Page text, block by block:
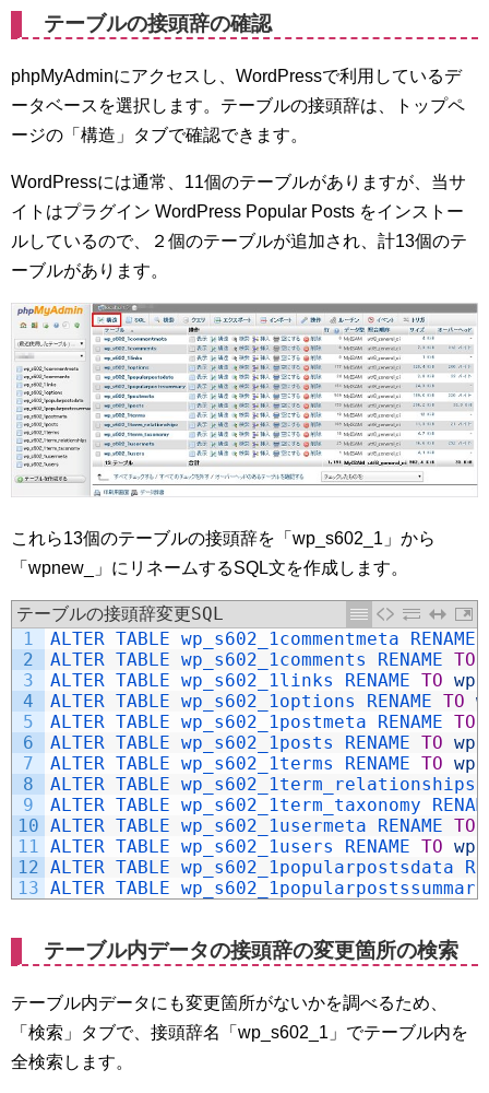
テーブルの接頭辞の確認
phpMyAdminにアクセスし、WordPressで利用しているデ
ータベースを選択します。テーブルの接頭辞は、トップペ
ージの「構造」タブで確認できます。
WordPressには通常、11個のテーブルがありますが、当サ
イトはプラグイン WordPress Popular Posts をインストー
ルしているので、２個のテーブルが追加され、計13個のテ
ーブルがあります。
これら13個のテーブルの接頭辞を「wp_s602_1」から
「wpnew_」にリネームするSQL文を作成します。
テーブルの接頭辞変更SQL
1
2
3
4
5
6
7
8
9
10
11
12
13
ALTER TABLE wp_s602_1commentmeta RENAME
ALTER TABLE wp_s602_1comments RENAME TO
ALTER TABLE wp_s602_1links RENAME TO
ALTER TABLE wp_s602_1options RENAME TO
ALTER TABLE wp_s602_1postmeta RENAME TO
ALTER TABLE wp_s602_1posts RENAME TO
ALTER TABLE wp_s602_1terms RENAME TO
ALTER TABLE wp_s602_1term_relationships
ALTER TABLE wp_s602_1term_taxonomy
ALTER TABLE wp_s602_1usermeta RENAME TO
ALTER TABLE wp_s602_1users RENAME TO
ALTER TABLE wp_s602_1popularpostsdata
ALTER TABLE
テーブル内データの接頭辞の変更箇所の検索
テーブル内データにも変更箇所がないかを調べるため、
「検索」タブで、接頭辞名「wp_s602_1」でテーブル内を
全検索します。